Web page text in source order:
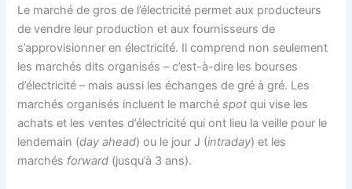
Le marché de gros de l’électricité permet aux producteurs
de vendre leur production et aux fournisseurs de
s’approvisionner en électricité. Il comprend non seulement
les marchés dits organisés – c’est-à-dire les bourses
d’électricité – mais aussi les échanges de gré à gré. Les
marchés organisés incluent le marchéspot qui vise les
achats et les ventes d’électricité qui ont lieu la veille pour le
lendemain (day ahead) ou le jour J (intraday) et les
marchés forward (jusqu’à 3 ans).